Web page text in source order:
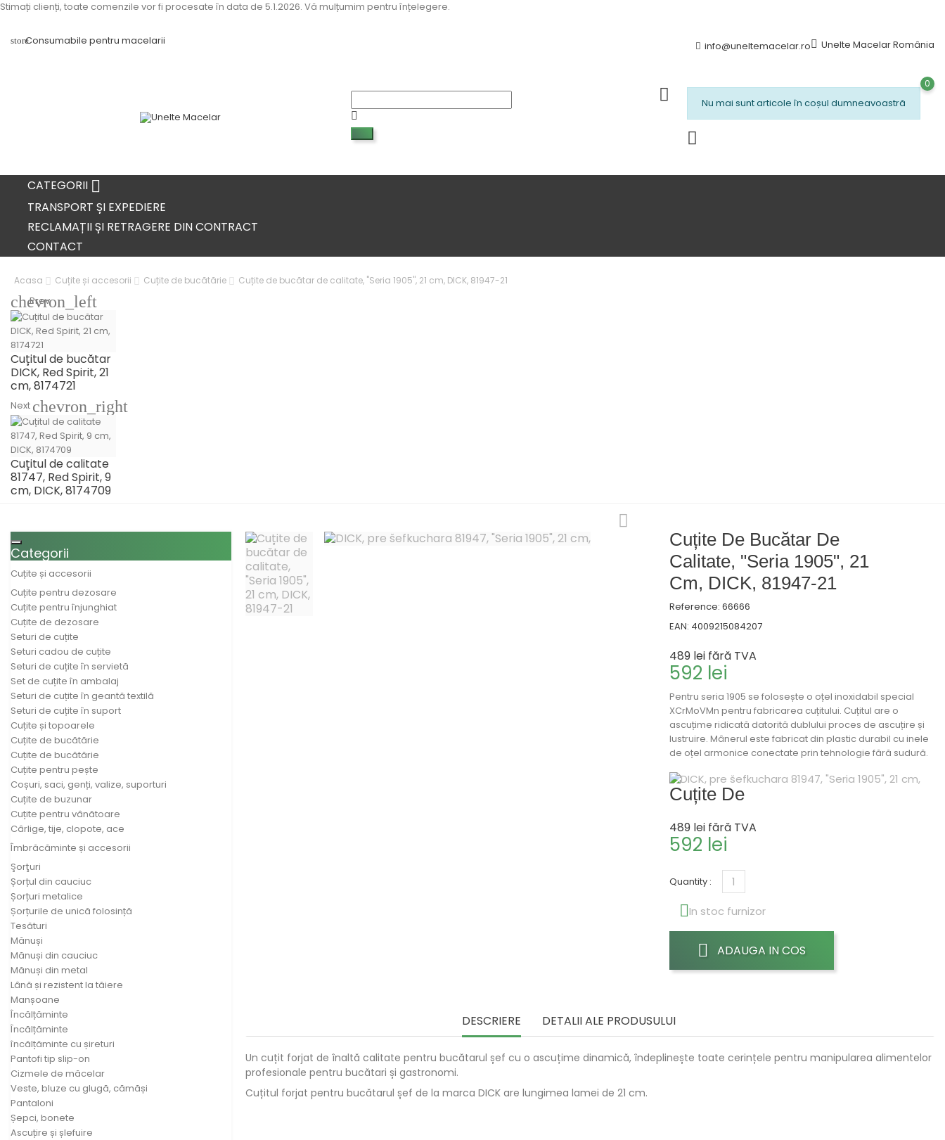
Stimați clienți, toate comenzile vor fi procesate în data de 5.1.2026. Vă mulțumim pentru înțelegere.
storeConsumabile pentru macelarii info@uneltemacelar.ro Unelte Macelar România
Nu mai sunt articole în coșul dumneavoastră
0
CATEGORII 
TRANSPORT ȘI EXPEDIERE
RECLAMAȚII ȘI RETRAGERE DIN CONTRACT
CONTACT
Acasa Cuțite și accesorii Cuțite de bucătărie Cuțite de bucătar de calitate, "Seria 1905", 21 cm, DICK, 81947-21
chevron_left
Prev
Cuțitul de bucătar
DICK, Red Spirit, 21
cm, 8174721
Next chevron_right
Cuțitul de calitate
81747, Red Spirit, 9
cm, DICK, 8174709
Toggle navigation
Categorii
Cuțite și accesorii
Cuțite pentru dezosare
Cuțite pentru înjunghiat
Cuțite de dezosare
Seturi de cuțite
Seturi cadou de cuțite
Seturi de cuțite în servietă
Set de cuțite în ambalaj
Seturi de cuțite în geantă textilă
Seturi de cuțite în suport
Cuțite și topoarele
Cuțite de bucătărie
Cuțite de bucătărie
Cuțite pentru pește
Coșuri, saci, genți, valize, suporturi
Cuțite de buzunar
Cuțite pentru vânătoare
Cârlige, tije, clopote, ace
Îmbrăcăminte și accesorii
Şorţuri
Șorțul din cauciuc
Șorțuri metalice
Șorțurile de unică folosință
Tesături
Mănuși
Mănuși din cauciuc
Mănuși din metal
Lână și rezistent la tăiere
Manșoane
Încălțăminte
Încălțăminte
încălțăminte cu șireturi
Pantofi tip slip-on
Cizmele de măcelar
Veste, bluze cu glugă, cămăși
Pantaloni
Șepci, bonete
Ascuțire și șlefuire
Cuțite De Bucătar De
Calitate, "Seria 1905", 21
Cm, DICK, 81947-21
Reference: 66666
EAN: 4009215084207
489 lei fără TVA
592 lei
Pentru seria 1905 se folosește o oțel inoxidabil special
XCrMoVMn pentru fabricarea cuțitului. Cuțitul are o
ascuțime ridicată datorită dublului proces de ascuțire și
lustruire. Mânerul este fabricat din plastic durabil cu inele
de oțel armonice conectate prin tehnologie fără sudură.
Cuțite De
489 lei fără TVA
592 lei
Quantity :
In stoc furnizor
ADAUGA IN COS
DESCRIERE DETALII ALE PRODUSULUI
Un cuțit forjat de înaltă calitate pentru bucătarul șef cu o ascuțime dinamică, îndeplinește toate cerințele pentru manipularea alimentelor
profesionale pentru bucătari și gastronomi.
Cuțitul forjat pentru bucătarul șef de la marca DICK are lungimea lamei de 21 cm.